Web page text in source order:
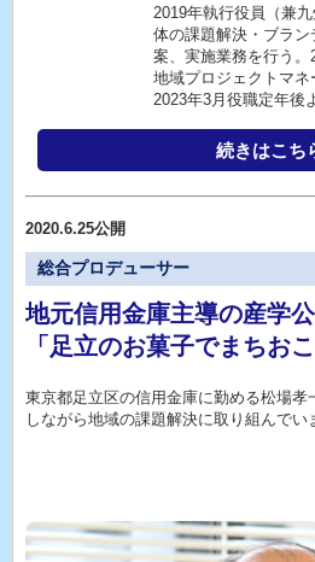
2019年執行役員（兼
体の課題解決・ブラ
案、実施業務を行う
地域プロジェクトマネ
2023年3月役職定年後
続きはこち
2020.6.25公開
総合プロデューサー
地元信用金庫主導の産学
「足立のお菓子でまちおこ
東京都足立区の信用金庫に勤める松場孝
しながら地域の課題解決に取り組んでい